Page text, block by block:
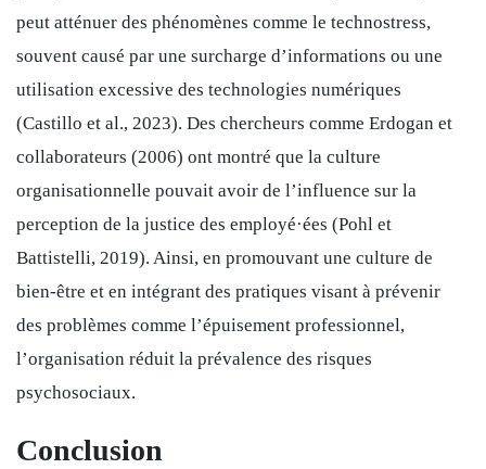
peut atténuer des phénomènes comme le technostress,
souvent causé par une surcharge d’informations ou une
utilisation excessive des technologies numériques
(Castillo et al., 2023). Des chercheurs comme Erdogan et
collaborateurs (2006) ont montré que la culture
organisationnelle pouvait avoir de l’influence sur la
perception de la justice des employé·ées (Pohl et
Battistelli, 2019). Ainsi, en promouvant une culture de
bien-être et en intégrant des pratiques visant à prévenir
des problèmes comme l’épuisement professionnel,
l’organisation réduit la prévalence des risques
psychosociaux.
Conclusion